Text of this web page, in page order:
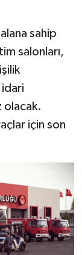
sahip
salonları,
idari
olacak.
için son